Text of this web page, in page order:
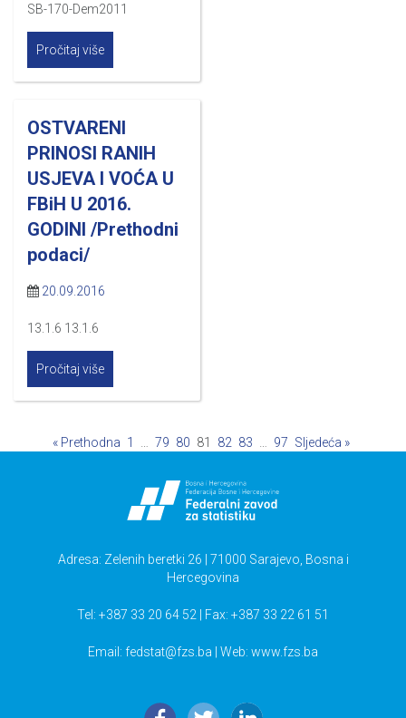
SB-170-Dem2011
Pročitaj više
OSTVARENI
PRINOSI RANIH
USJEVA I VOĆA U
FBiH U 2016.
GODINI /Prethodni
podaci/
20.09.2016
13.1.6 13.1.6
Pročitaj više
« Prethodna 1 79 80 81 82 83 97 Sljedeća »
Adresa: Zelenih beretki 26 | 71000 Sarajevo, Bosna i
Hercegovina
Tel: +387 33 20 64 52 | Fax: +387 33 22 61 51
Email: fedstat@fzs.ba | Web: www.fzs.ba